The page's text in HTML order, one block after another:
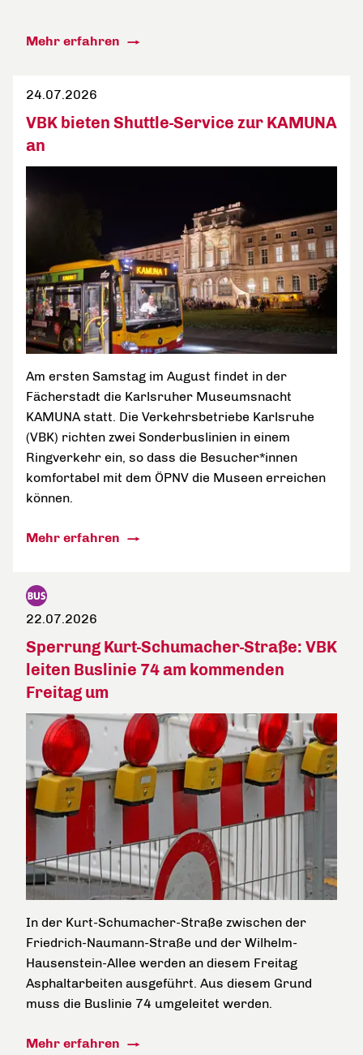
Mehr erfahren
24.07.2026
VBK bieten Shuttle-Service zur KAMUNA
an
Am ersten Samstag im August findet in der
Fächerstadt die Karlsruher Museumsnacht
KAMUNA statt. Die Verkehrsbetriebe Karlsruhe
(VBK) richten zwei Sonderbuslinien in einem
Ringverkehr ein, so dass die Besucher*innen
komfortabel mit dem ÖPNV die Museen erreichen
können.
Mehr erfahren
22.07.2026
Sperrung Kurt-Schumacher-Straße: VBK
leiten Buslinie 74 am kommenden
Freitag um
In der Kurt-Schumacher-Straße zwischen der
Friedrich-Naumann-Straße und der Wilhelm-
Hausenstein-Allee werden an diesem Freitag
Asphaltarbeiten ausgeführt. Aus diesem Grund
muss die Buslinie 74 umgeleitet werden.
Mehr erfahren